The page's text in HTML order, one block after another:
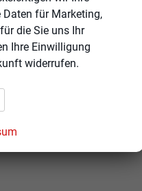
Assist und
schwarz, 7,5J x
MP) Ausf.2
für Marketing,
die Sie uns Ihr
Ihre Einwilligung
widerrufen.